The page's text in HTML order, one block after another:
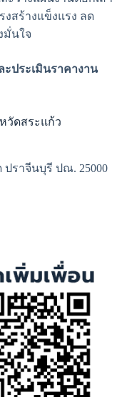
สร้างแข็งแรง ลด
มั่นใจ
ประเมินราคางาน
วัดสระแก้ว
ปราจีนบุรี ปณ. 25000